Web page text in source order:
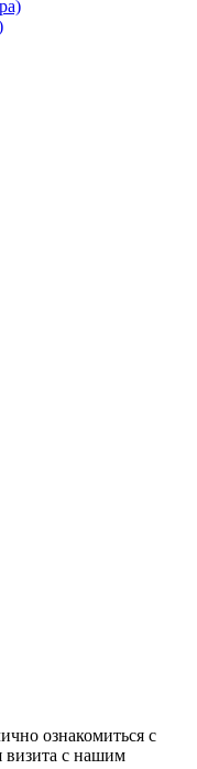
ознакомиться с
визита с нашим